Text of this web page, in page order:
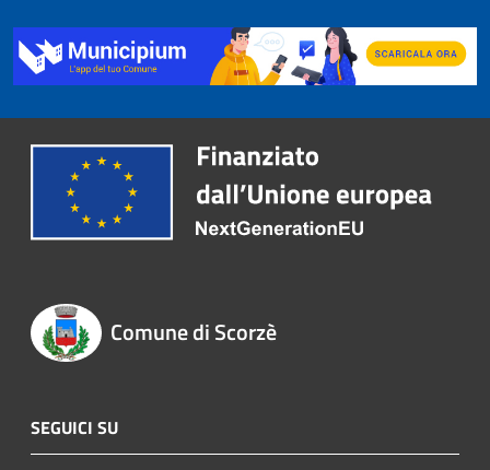
Comune di Scorzè
SEGUICI SU